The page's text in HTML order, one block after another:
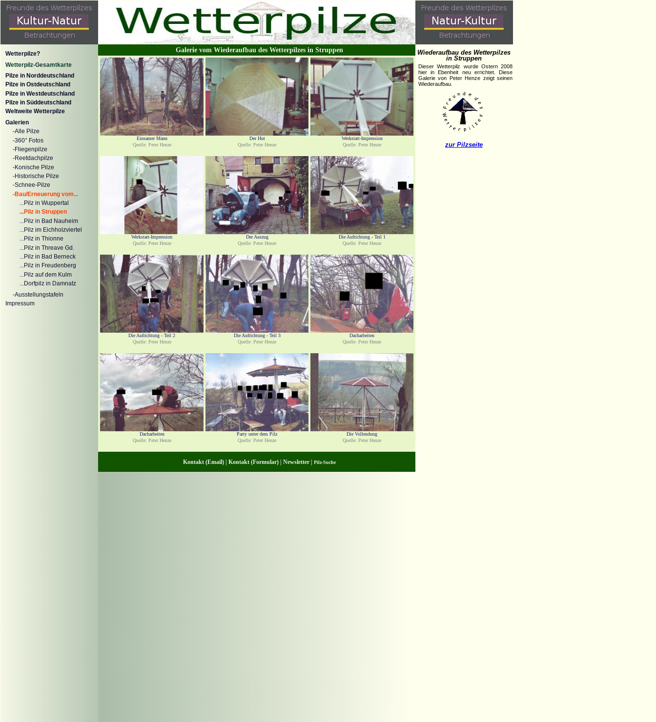
Wetterpilze?
Wetterpilz-Gesamtkarte
Pilze in Norddeutschland
Pilze in Ostdeutschland
Pilze in Westdeutschland
Pilze in Süddeutschland
Weltweite Wetterpilze
Galerien
-Alle Pilze
-360° Fotos
-Fliegenpilze
-Reetdachpilze
-Konische Pilze
-Historische Pilze
-Schnee-Pilze
-Bau/Erneuerung vom...
...Pilz in Wuppertal
...Pilz in Struppen
...Pilz in Bad Nauheim
...Pilz im Eichholzviertel
...Pilz in Thionne
...Pilz in Threave Gd.
...Pilz in Bad Berneck
...Pilz in Freudenberg
...Pilz auf dem Kulm
...Dorfpilz in Damnatz
-Ausstellungstafeln
Impressum
Galerie vom Wiederaufbau des Wetterpilzes in Struppen
Einsamer Mann
Quelle: Peter Henze
Der Hut
Quelle: Peter Henze
Werkstatt-Impression
Quelle: Peter Henze
Werkstatt-Impression
Quelle: Peter Henze
Der Auszug
Quelle: Peter Henze
Die Aufrichtung - Teil 1
Quelle: Peter Henze
Die Aufrichtung - Teil 2
Quelle: Peter Henze
Die Aufrichtung - Teil 3
Quelle: Peter Henze
Dacharbeiten
Quelle: Peter Henze
Dacharbeiten
Quelle: Peter Henze
Party unter dem Pilz
Quelle: Peter Henze
Die Vollendung
Quelle: Peter Henze
Kontakt (Email) | Kontakt (Formular) | Newsletter | Pilz-Suche
Wiederaufbau des Wetterpilzes
in Struppen
Dieser Wetterpilz wurde Ostern 2008
hier in Ebenheit neu errichtet. Diese
Galerie von Peter Henze zeigt seinen
Wiederaufbau.
zur Pilzseite